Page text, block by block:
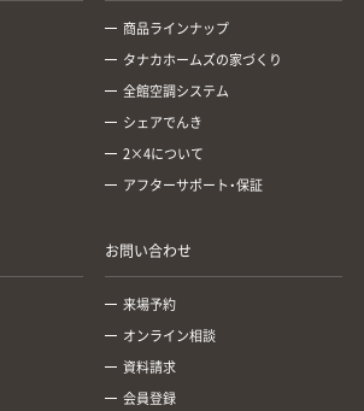
商品ラインナップ
タナカホームズの家づくり
全館空調システム
シェアでんき
2×4について
アフターサポート・保証
お問い合わせ
来場予約
オンライン相談
資料請求
会員登録